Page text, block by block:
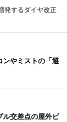
発するダイヤ改正
ンやミストの「避
ル交差点の屋外ビ